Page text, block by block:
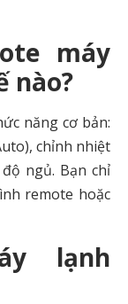
máy
nào?
năng cơ bản:
chỉnh nhiệt
ngủ. Bạn chỉ
remote hoặc
lạnh